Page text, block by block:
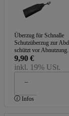
Überzug für Schnalle
Schutzüberzug zur
schützt vor Abnutzung.
9,90 €
inkl. 19% USt.
Infos